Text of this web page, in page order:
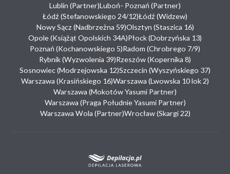
Lublin (Partner)Luboń- Poznań (Partner)
Łódź (Stefanowskiego 24/12)Łódź (Widzew)
Nowy Sącz (Nadbrzeżna 59)Olsztyn (Staszica 16)
Opole (Książąt Opolskich 34A)Płock (Dobrzyńska 13)
Poznań (Kochanowskiego 5)Radom (Chrobrego 7/9)
Rybnik (Wyzwolenia 39)Rzeszów (Kopernika 8)
Sosnowiec (Modrzejowska 12)Szczecin (Wyszyńskiego 37)
Warszawa (Krasińskiego 16)Warszawa (Lwowska 10 lok 2)
Warszawa (Mokotów Yasumi Partner)
Warszawa (Praga Południe Yasumi Partner)
Warszawa Wola (Partner)Wrocław (Skargi 22)